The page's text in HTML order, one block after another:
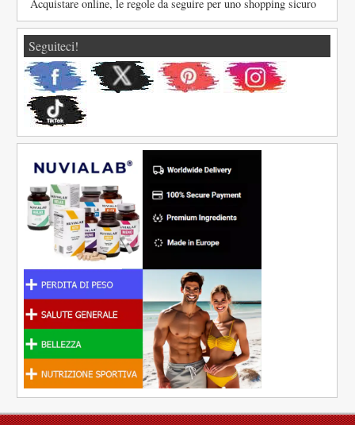
Acquistare online, le regole da seguire per uno shopping sicuro
Seguiteci!